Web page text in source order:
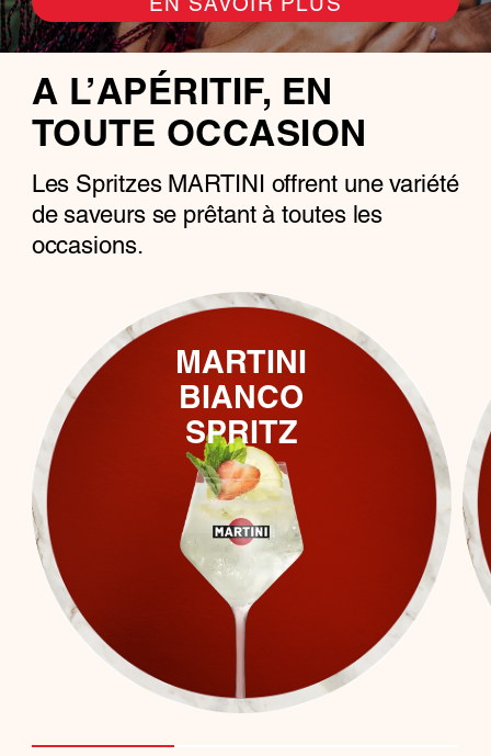
A L’APÉRITIF, EN
TOUTE OCCASION
Les Spritzes MARTINI offrent une variété
de saveurs se prêtant à toutes les
occasions.
MARTINI
BIANCO
SPRITZ